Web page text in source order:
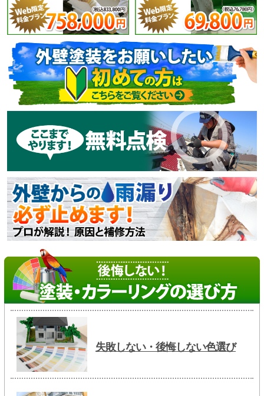
失敗しない・後悔しない色選び